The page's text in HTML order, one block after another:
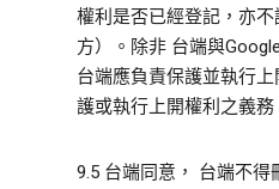
權利是否已經登記，亦
方）。除非 台端與
台端應負責保護並執行
護或執行上開權利之義務
9.5 台端同意， 台端不